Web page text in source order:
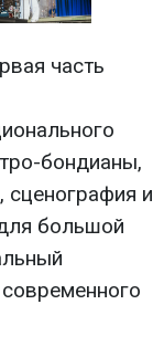
часть
бондианы,
и
большой